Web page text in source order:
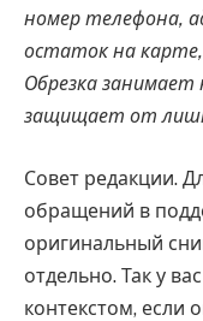
номер телефона,
остаток на карте,
Обрезка занимает
защищает от
Совет редакции.
обращений в
оригинальный
отдельно. Так у
контекстом, если